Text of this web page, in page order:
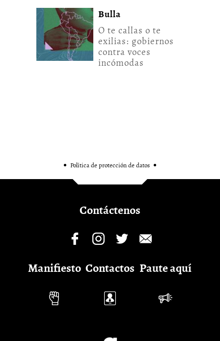
Bulla
O te callas o te
exilias: gobiernos
contra voces
incómodas
Política de protección de datos
Contáctenos
Manifiesto Contactos Paute aquí